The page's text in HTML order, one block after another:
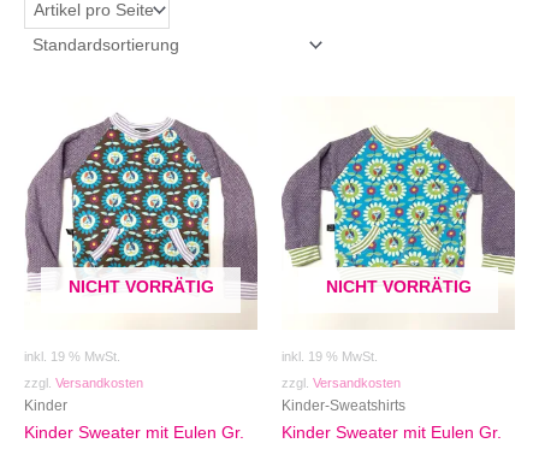
NICHT VORRÄTIG
inkl. 19 % MwSt.
zzgl. Versandkosten
Kinder
Kinder Sweater mit Eulen Gr.
NICHT VORRÄTIG
inkl. 19 % MwSt.
zzgl. Versandkosten
Kinder-Sweatshirts
Kinder Sweater mit Eulen Gr.